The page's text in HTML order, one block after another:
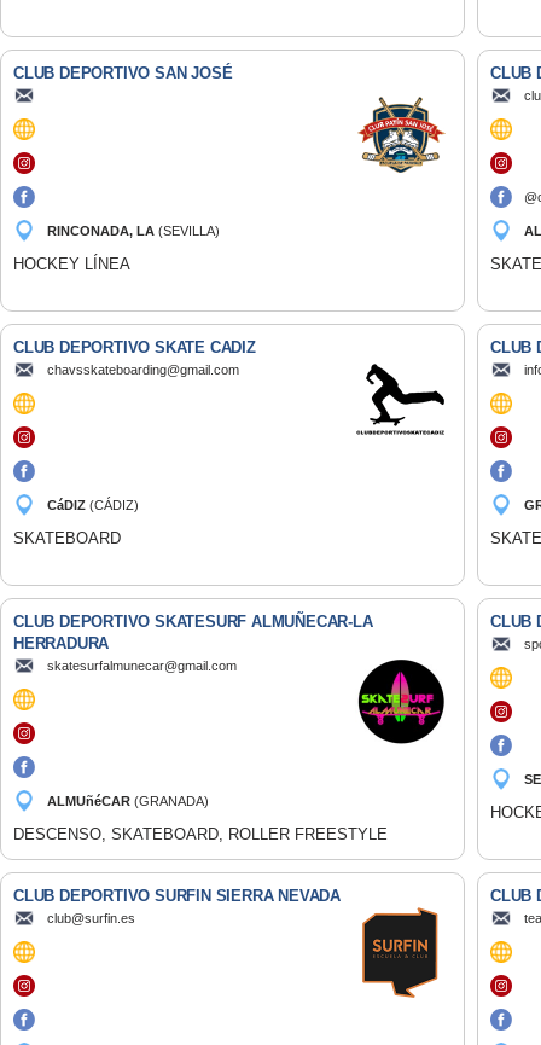
CLUB DEPORTIVO SAN JOSÉ
RINCONADA, LA (SEVILLA)
HOCKEY LÍNEA
CLUB
CLUB DEPORTIVO SKATE CADIZ
chavsskateboarding@gmail.com
CáDIZ (CÁDIZ)
SKATEBOARD
CLUB
CLUB DEPORTIVO SKATESURF ALMUÑECAR-LA
HERRADURA
skatesurfalmunecar@gmail.com
ALMUñéCAR (GRANADA)
DESCENSO, SKATEBOARD, ROLLER FREESTYLE
CLUB
CLUB DEPORTIVO SURFIN SIERRA NEVADA
club@surfin.es
CLUB